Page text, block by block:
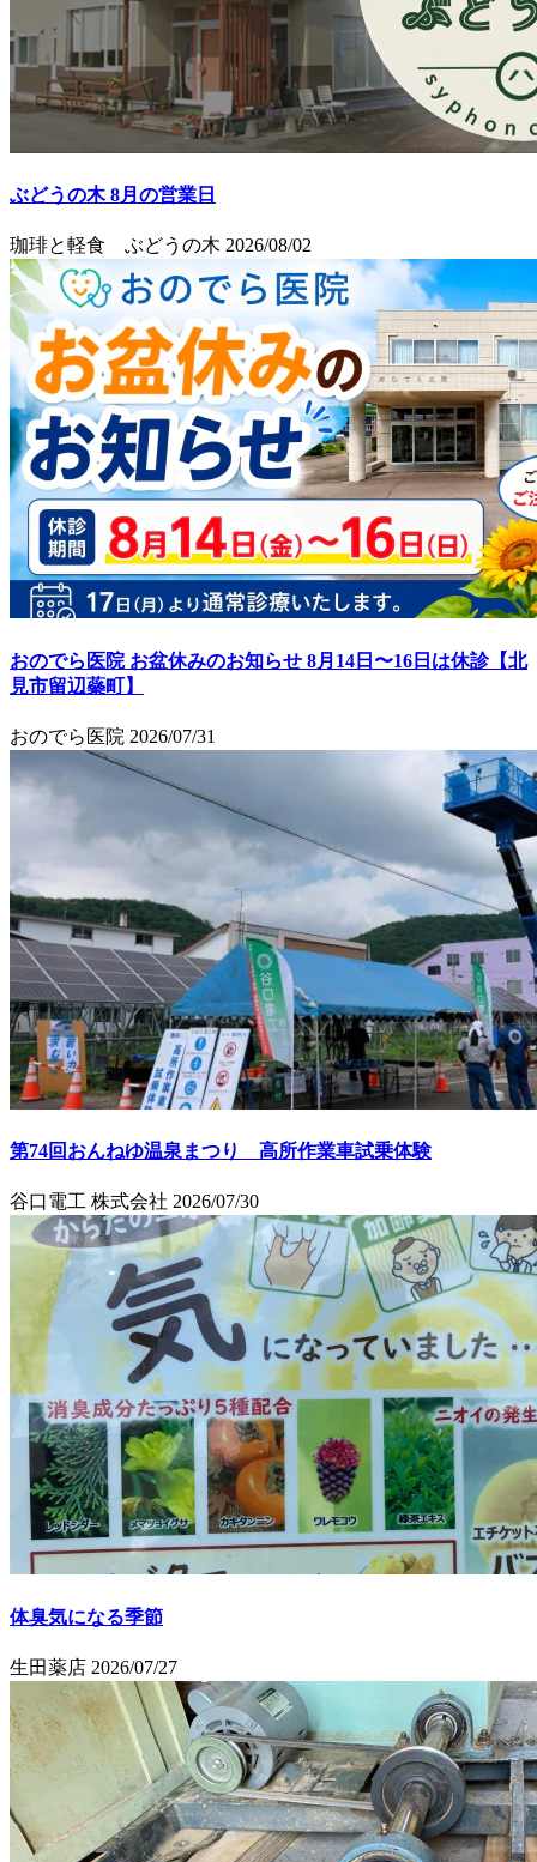
ぶどうの木 8月の営業日
珈琲と軽食 ぶどうの木 2026/08/02
おのでら医院 お盆休みのお知らせ 8月14日〜16日は休診【北
見市留辺蘂町】
おのでら医院 2026/07/31
第74回おんねゆ温泉まつり 高所作業車試乗体験
谷口電工 株式会社 2026/07/30
体臭気になる季節
生田薬店 2026/07/27